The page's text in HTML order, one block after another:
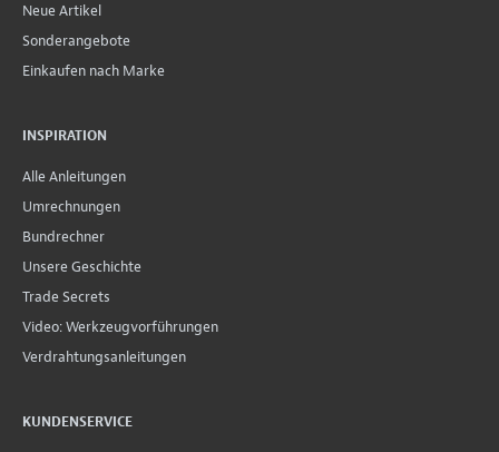
Neue Artikel
Sonderangebote
Einkaufen nach Marke
INSPIRATION
Alle Anleitungen
Umrechnungen
Bundrechner
Unsere Geschichte
Trade Secrets
Video: Werkzeugvorführungen
Verdrahtungsanleitungen
KUNDENSERVICE